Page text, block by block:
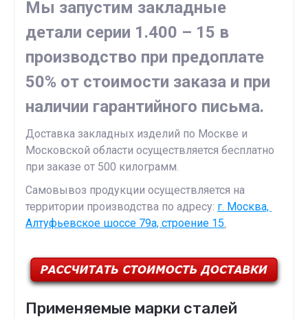
Мы запустим закладные
детали серии 1.400 – 15 в
производство при предоплате
50% от стоимости заказа и при
наличии гарантийного письма.
Доставка закладных изделий по Москве и
Московской области осуществляется бесплатно
при заказе от 500 килограмм.
Самовывоз продукции осуществляется на
территории производства по адресу: г. Москва,
Алтуфьевское шоссе 79а, строение 15
Применяемые марки сталей